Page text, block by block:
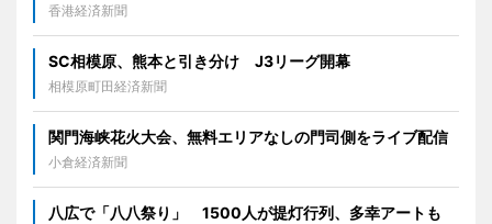
香港経済新聞
SC相模原、熊本と引き分け J3リーグ開幕
相模原町田経済新聞
関門海峡花火大会、無料エリアなしの門司側をライブ配信
小倉経済新聞
八広で「八八祭り」 1500人が提灯行列、多幸アートも